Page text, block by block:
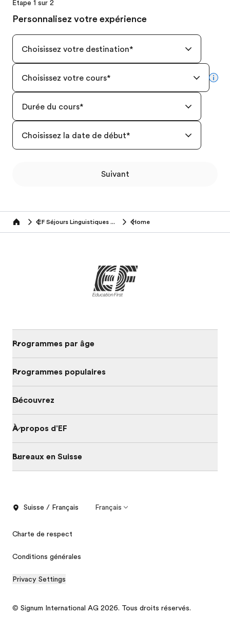
Étape 1 sur 2
Personnalisez votre expérience
Choisissez votre destination*
Choisissez votre cours*
Durée du cours*
Choisissez la date de début*
Suivant
Home EF Séjours Linguistiques (50+ ans) Home
Programmes par âge
Programmes populaires
Découvrez
À propos d'EF
Bureaux en Suisse
Suisse / Français Français
Charte de respect
Conditions générales
Privacy Settings
© Signum International AG 2026. Tous droits réservés.